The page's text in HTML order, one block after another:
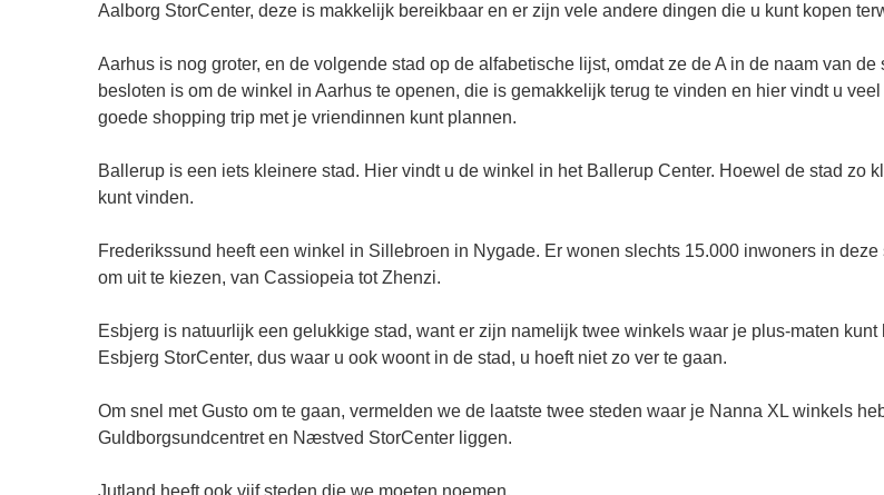
Aalborg StorCenter, deze is makkelijk bereikbaar en er zijn vele andere dingen die u kunt kopen
Aarhus is nog groter, en de volgende stad op de alfabetische lijst, omdat ze de A in de naam van
besloten is om de winkel in Aarhus te openen, die is gemakkelijk terug te vinden en hier vindt u
goede shopping trip met je vriendinnen kunt plannen.
Ballerup is een iets kleinere stad. Hier vindt u de winkel in het Ballerup Center. Hoewel de stad zo
kunt vinden.
Frederikssund heeft een winkel in Sillebroen in Nygade. Er wonen slechts 15.000 inwoners in
om uit te kiezen, van Cassiopeia tot Zhenzi.
Esbjerg is natuurlijk een gelukkige stad, want er zijn namelijk twee winkels waar je plus-maten
Esbjerg StorCenter, dus waar u ook woont in de stad, u hoeft niet zo ver te gaan.
Om snel met Gusto om te gaan, vermelden we de laatste twee steden waar je Nanna XL winkels
Guldborgsundcentret en Næstved StorCenter liggen.
Jutland heeft ook vijf steden die we moeten noemen.